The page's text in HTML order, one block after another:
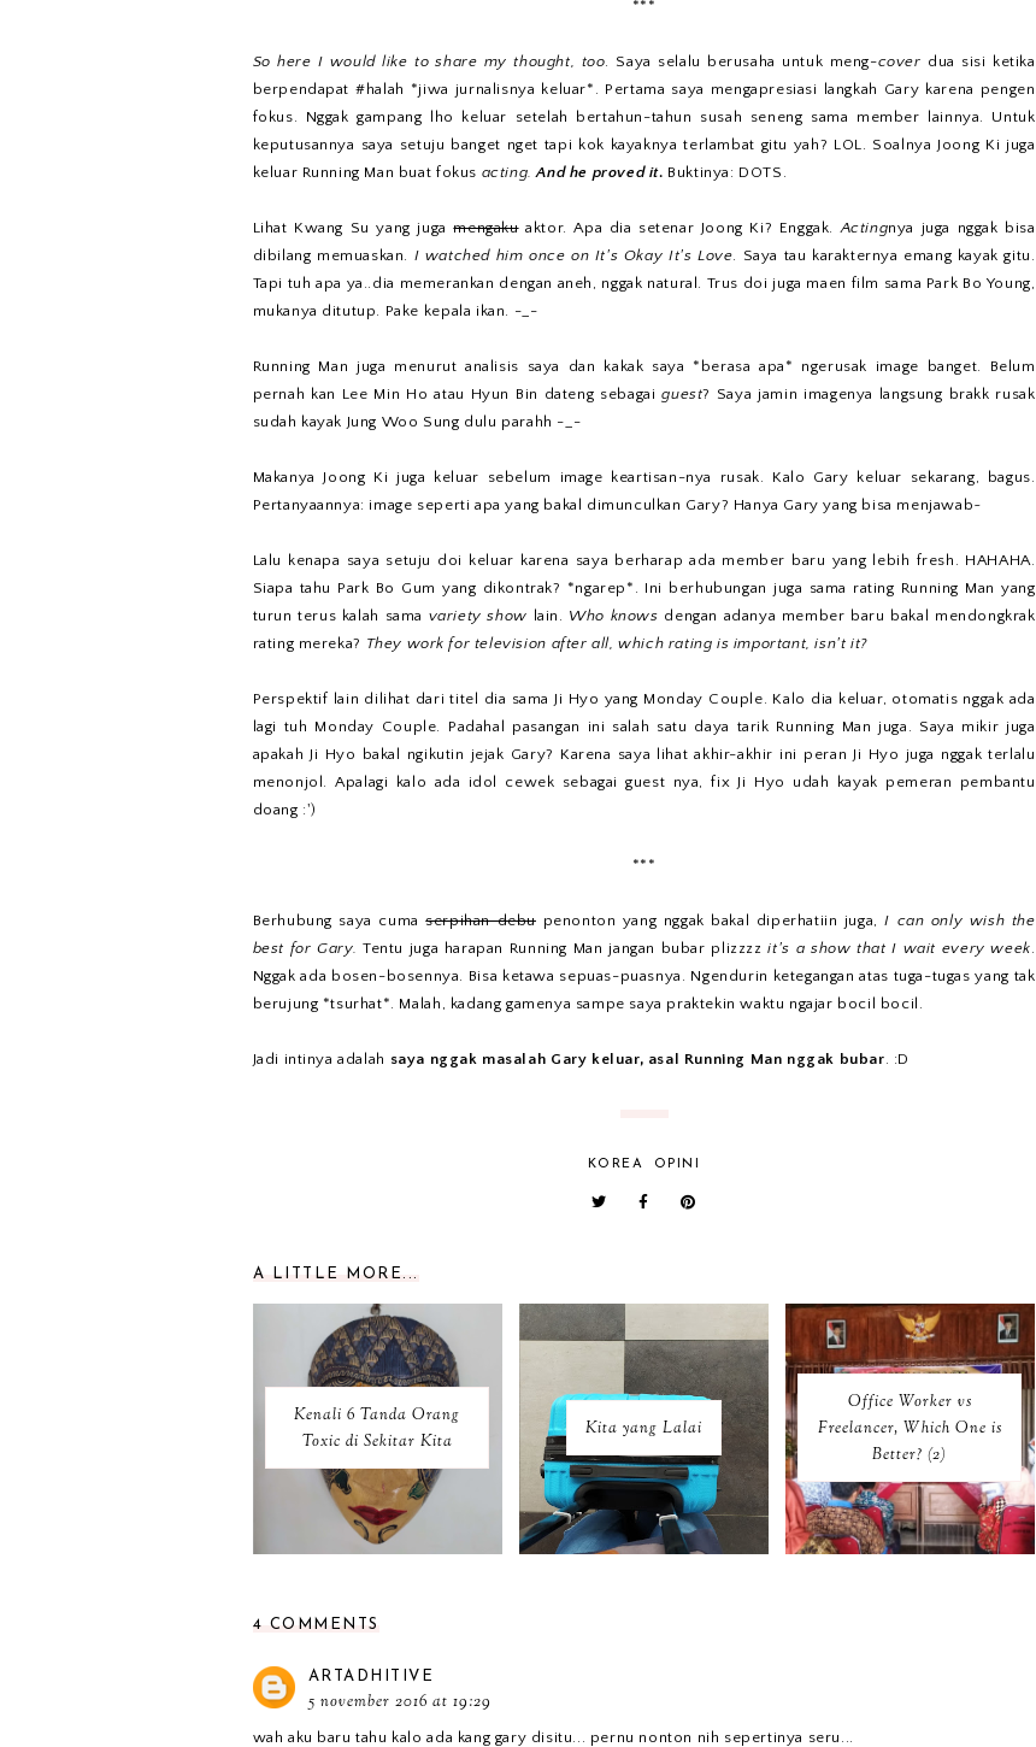
***
So here I would like to share my thought, too. Saya selalu berusaha untuk meng-cover dua sisi ketika
berpendapat #halah *jiwa jurnalisnya keluar*. Pertama saya mengapresiasi langkah Gary karena pengen
fokus. Nggak gampang lho keluar setelah bertahun-tahun susah seneng sama member lainnya. Untuk
keputusannya saya setuju banget nget tapi kok kayaknya terlambat gitu yah? LOL. Soalnya Joong Ki juga
keluar Running Man buat fokus acting.And he proved it. Buktinya: DOTS.
Lihat Kwang Su yang jugamengakuaktor. Apa dia setenar Joong Ki? Enggak.Actingnya juga nggak bisa
dibilang memuaskan. I watched him once on It's Okay It's Love. Saya tau karakternya emang kayak gitu.
Tapi tuh apa ya..dia memerankan dengan aneh, nggak natural. Trus doi juga maen film sama Park Bo Young,
mukanya ditutup. Pake kepala ikan. -_-
Running Man juga menurut analisis saya dan kakak saya *berasa apa* ngerusak image banget. Belum
pernah kan Lee Min Ho atau Hyun Bin dateng sebagaiguest? Saya jamin imagenya langsung brakk rusak
sudah kayak Jung Woo Sung dulu parahh -_-
Makanya Joong Ki juga keluar sebelum image keartisan-nya rusak. Kalo Gary keluar sekarang, bagus.
Pertanyaannya: image seperti apa yang bakal dimunculkan Gary? Hanya Gary yang bisa menjawab~
Lalu kenapa saya setuju doi keluar karena saya berharap ada member baru yang lebih fresh. HAHAHA.
Siapa tahu Park Bo Gum yang dikontrak? *ngarep*. Ini berhubungan juga sama rating Running Man yang
turun terus kalah sama variety show lain. Who knows dengan adanya member baru bakal mendongkrak
rating mereka? They work for television after all, which rating is important, isn't it?
Perspektif lain dilihat dari titel dia sama Ji Hyo yang Monday Couple. Kalo dia keluar, otomatis nggak ada
lagi tuh Monday Couple. Padahal pasangan ini salah satu daya tarik Running Man juga. Saya mikir juga
apakah Ji Hyo bakal ngikutin jejak Gary? Karena saya lihat akhir-akhir ini peran Ji Hyo juga nggak terlalu
menonjol. Apalagi kalo ada idol cewek sebagai guest nya, fix Ji Hyo udah kayak pemeran pembantu
doang :')
***
Berhubung saya cumaserpihan debupenonton yang nggak bakal diperhatiin juga, I can only wish the
best for Gary. Tentu juga harapan Running Man jangan bubar plizzzzit's a show that I wait every week.
Nggak ada bosen-bosennya. Bisa ketawa sepuas-puasnya. Ngendurin ketegangan atas tuga-tugas yang tak
berujung *tsurhat*. Malah, kadang gamenya sampe saya praktekin waktu ngajar bocil bocil.
Jadi intinya adalah saya nggak masalah Gary keluar, asal Running Man nggak bubar. :D
KOREA OPINI
A LITTLE MORE...
Kenali 6 Tanda Orang
Toxic di Sekitar Kita
Kita yang Lalai
Office Worker vs
Freelancer, Which One is
Better? (2)
4 COMMENTS
ARTADHITIVE
5 november 2016 at 19:29
wah aku baru tahu kalo ada kang gary disitu... pernu nonton nih sepertinya seru...